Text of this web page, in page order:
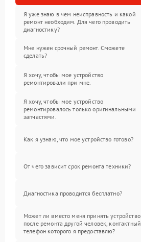
Я уже знаю в чем неисправность и какой
ремонт необходим. Для чего проводить
диагностику?
Мне нужен срочный ремонт. Сможете
сделать?
Я хочу, чтобы мое устройство
ремонтировали при мне.
Я хочу, чтобы мое устройство
ремонтировалось только оригинальными
запчастями.
Как я узнаю, что мое устройство готово?
От чего зависит срок ремонта техники?
Диагностика проводится бесплатно?
Может ли вместо меня принять устройство
после ремонта другой человек, контактный
телефон которого я предоставлю?